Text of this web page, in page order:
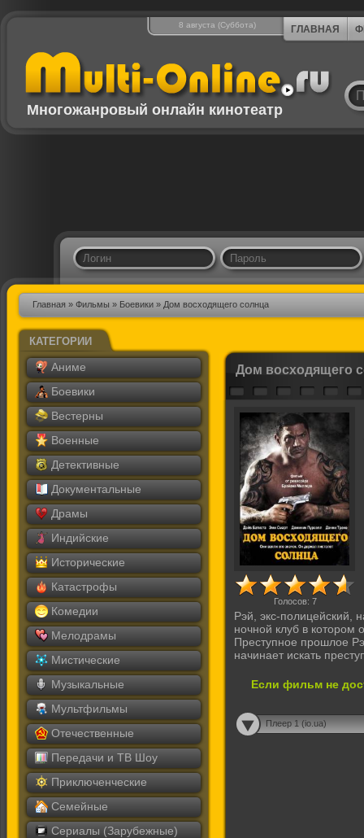
8 августа (Суббота) ГЛАВНАЯ
Многожанровый онлайн кинотеатр
Главная » Фильмы » Боевики » Дом восходящего солнца
КАТЕГОРИИ
Аниме
Боевики
Вестерны
Военные
Детективные
Документальные
Драмы
Индийские
Исторические
Катастрофы
Комедии
Мелодрамы
Мистические
Музыкальные
Мультфильмы
Отечественные
Передачи и ТВ Шоу
Приключенческие
Семейные
Сериалы (Зарубежные)
Дом восходящего
Голосов: 7
Рэй, экс-полицейский,
ночной клуб в котором
Преступное прошлое
начинает искать
Если фильм не
Плеер 1 (io.ua)